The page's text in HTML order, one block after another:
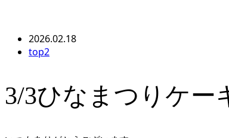
2026.02.18
top2
3/3ひなまつりケー